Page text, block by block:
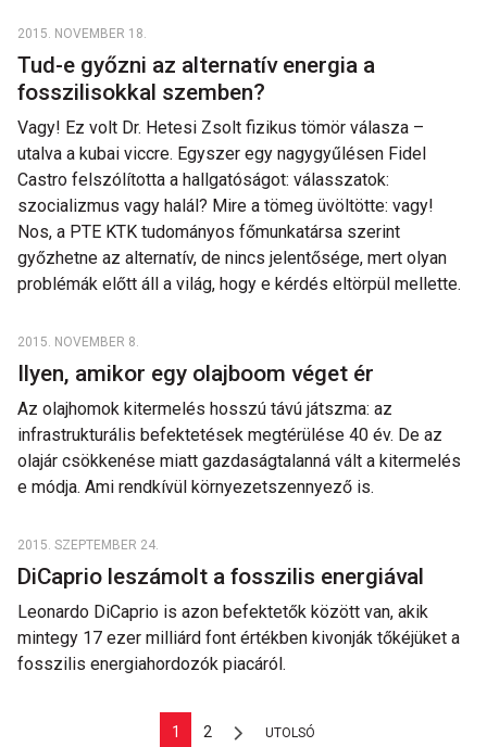
2015. NOVEMBER 18.
Tud-e győzni az alternatív energia a
fosszilisokkal szemben?
Vagy! Ez volt Dr. Hetesi Zsolt fizikus tömör válasza –
utalva a kubai viccre. Egyszer egy nagygyűlésen Fidel
Castro felszólította a hallgatóságot: válasszatok:
szocializmus vagy halál? Mire a tömeg üvöltötte: vagy!
Nos, a PTE KTK tudományos főmunkatársa szerint
győzhetne az alternatív, de nincs jelentősége, mert olyan
problémák előtt áll a világ, hogy e kérdés eltörpül mellette.
2015. NOVEMBER 8.
Ilyen, amikor egy olajboom véget ér
Az olajhomok kitermelés hosszú távú játszma: az
infrastrukturális befektetések megtérülése 40 év. De az
olajár csökkenése miatt gazdaságtalanná vált a kitermelés
e módja. Ami rendkívül környezetszennyező is.
2015. SZEPTEMBER 24.
DiCaprio leszámolt a fosszilis energiával
Leonardo DiCaprio is azon befektetők között van, akik
mintegy 17 ezer milliárd font értékben kivonják tőkéjüket a
fosszilis energiahordozók piacáról.
1 2 UTOLSÓ